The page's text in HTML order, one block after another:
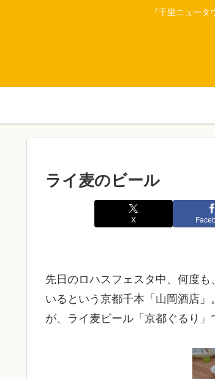
『千里ニュー
ライ麦のビール
X
先日のロハスフェスタ中、何度
いるという京都千本「山岡酒店
が、ライ麦ビール「京都ぐるり」